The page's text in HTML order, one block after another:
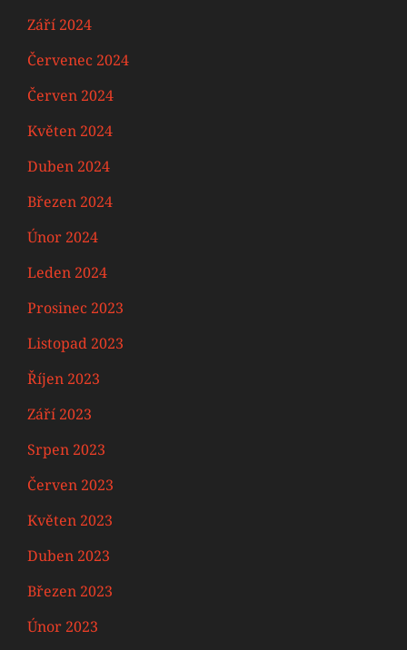
Září 2024
Červenec 2024
Červen 2024
Květen 2024
Duben 2024
Březen 2024
Únor 2024
Leden 2024
Prosinec 2023
Listopad 2023
Říjen 2023
Září 2023
Srpen 2023
Červen 2023
Květen 2023
Duben 2023
Březen 2023
Únor 2023